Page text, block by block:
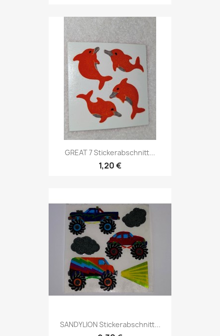
GREAT 7 Stickerabschnitt...
1,20 €
SANDYLION Stickerabschnitt...